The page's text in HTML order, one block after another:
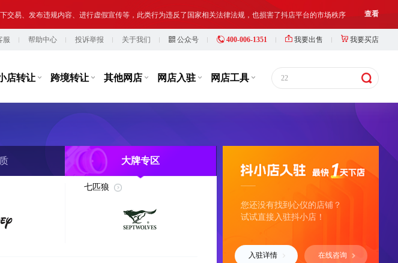
易、发布违规内容、进行虚假宣传等，此类行为违反了国家相关法律法规，也损害了抖店平台的市场秩序 查看
法、犯罪行为；网络非法外之地,店铺出让人、受让人、实际经营人均须对网络店铺进行合法合规经营和管理 查看
服 帮助中心 投诉举报 关于我们 公众号 400-006-1351 我要出售 我要买店
店转让 跨境转让 其他网店 网店入驻 网店工具 22
大牌专区
七匹狼
您还没有找到心仪的店铺？
试试直接入驻抖小店！
入驻详情 在线咨询
y***c 以¥18000.00
购买 华中地区，抖小店3c数码家电企业店，2026年...
华南地区，抖小店，奢品箱包等多类目企业店...
1分钟前 y***8 以¥5000.00